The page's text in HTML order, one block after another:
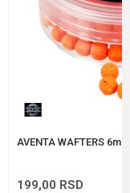
AVENTA WAFTERS
199,00 RSD